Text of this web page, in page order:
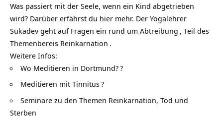
Was passiert mit der Seele, wenn ein Kind abgetrieben
wird? Darüber erfährst du hier mehr. Der Yogalehrer
Sukadev geht auf Fragen ein rund um Abtreibung , Teil des
Themenbereis Reinkarnation .
Weitere Infos:
Wo Meditieren in Dortmund??
Meditieren mit Tinnitus?
Seminare zu den Themen Reinkarnation, Tod und
Sterben